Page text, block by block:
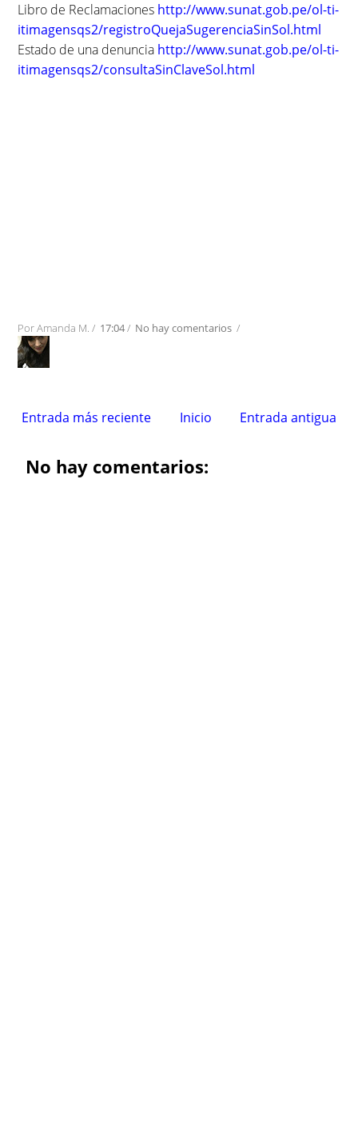
Libro de Reclamaciones http://www.sunat.gob.pe/ol-ti-
itimagensqs2/registroQuejaSugerenciaSinSol.html
Estado de una denuncia http://www.sunat.gob.pe/ol-ti-
itimagensqs2/consultaSinClaveSol.html
PorAmanda M. / 17:04/ No hay comentarios /
Entrada más reciente Entrada antigua
Inicio
No hay comentarios: